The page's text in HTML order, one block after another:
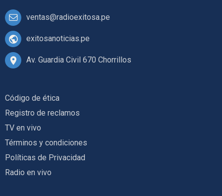
ventas@radioexitosa.pe
exitosanoticias.pe
Av. Guardia Civil 670 Chorrillos
Código de ética
Registro de reclamos
TV en vivo
Términos y condiciones
Políticas de Privacidad
Radio en vivo